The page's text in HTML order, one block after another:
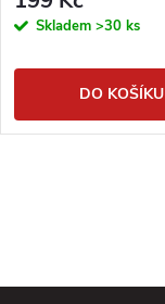
Skladem >30 ks
DO KOŠÍKU